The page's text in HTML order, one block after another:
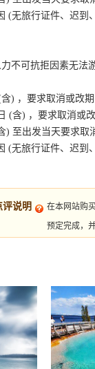
无旅行证件、迟到
不可抗拒因素无
) ，要求取消或改
含) ，要求取消或
至出发当天要求取
无旅行证件、迟到
评说明
在本网站购
预定完成，